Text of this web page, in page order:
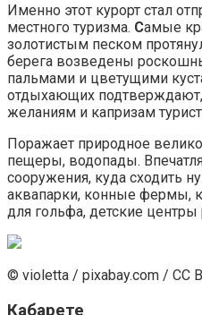
Именно этот курорт стал
местного туризма. Самые
золотистым песком
берега возведены
пальмами и цветущими
отдыхающих подтверждают,
желаниям и капризам
Поражает природное
пещеры, водопады.
сооружения, куда сходить
аквапарки, конные фермы,
для гольфа, детские центры
© violetta / pixabay.com / CC
Кабарете